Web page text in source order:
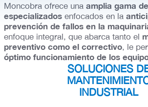
Moncobra ofrece una amplia gama
especializados enfocados en la
prevención de fallos en la
enfoque integral, que abarca tanto el
preventivo como el correctivo, le
óptimo funcionamiento de los
SOLUCIONES
INDUSTRIAL